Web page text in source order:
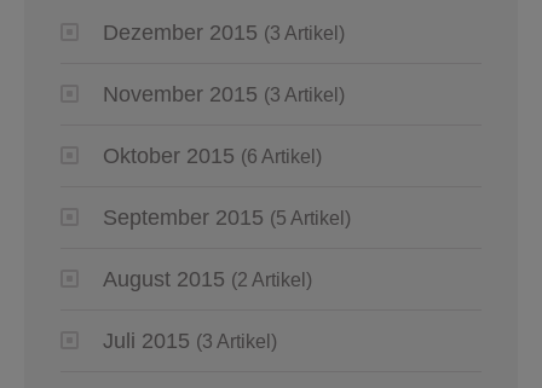
Dezember 2015 (3 Artikel)
November 2015 (3 Artikel)
Oktober 2015 (6 Artikel)
September 2015 (5 Artikel)
August 2015 (2 Artikel)
Juli 2015 (3 Artikel)